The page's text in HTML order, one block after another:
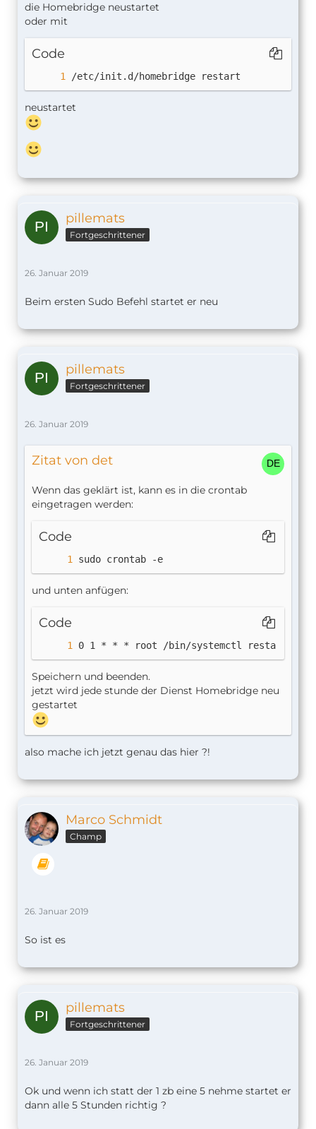
die Homebridge neustartet
oder mit
Code
/etc/init.d/homebridge restart
neustartet
pillemats
Fortgeschrittener
26. Januar 2019
Beim ersten Sudo Befehl startet er neu
pillemats
Fortgeschrittener
26. Januar 2019
Zitat von det
Wenn das geklärt ist, kann es in die crontab
eingetragen werden:
Code
sudo crontab -e
und unten anfügen:
Code
0 1 * * * root /bin/systemctl restart
Speichern und beenden.
jetzt wird jede stunde der Dienst Homebridge neu
gestartet
also mache ich jetzt genau das hier ?!
Marco Schmidt
Champ
26. Januar 2019
So ist es
pillemats
Fortgeschrittener
26. Januar 2019
Ok und wenn ich statt der 1 zb eine 5 nehme startet er
dann alle 5 Stunden richtig ?